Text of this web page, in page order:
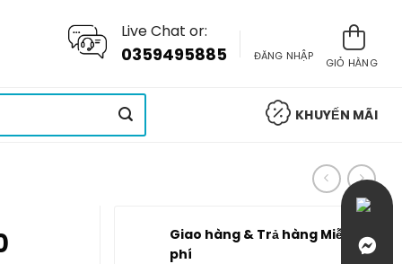
Live Chat or:
0359495885 ĐĂNG NHẬP
GIỎ HÀNG
KHUYẾN MÃI
Giao hàng & Trả hàng Miễn
phí